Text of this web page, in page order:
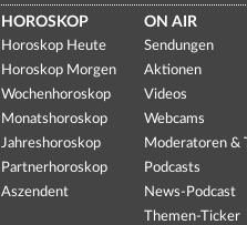
HOROSKOP
Horoskop Heute
Horoskop Morgen
Wochenhoroskop
Monatshoroskop
Jahreshoroskop
Partnerhoroskop
Aszendent
ON AIR
Sendungen
Aktionen
Videos
Webcams
Moderatoren &
Podcasts
News-Podcast
Themen-Ticker